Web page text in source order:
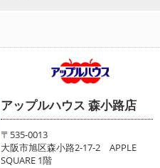
アップルハウス 森小路店
〒535-0013
大阪市旭区森小路2-17-2 APPLE
SQUARE 1階